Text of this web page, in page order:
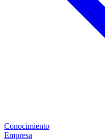
Conocimiento
Empresa